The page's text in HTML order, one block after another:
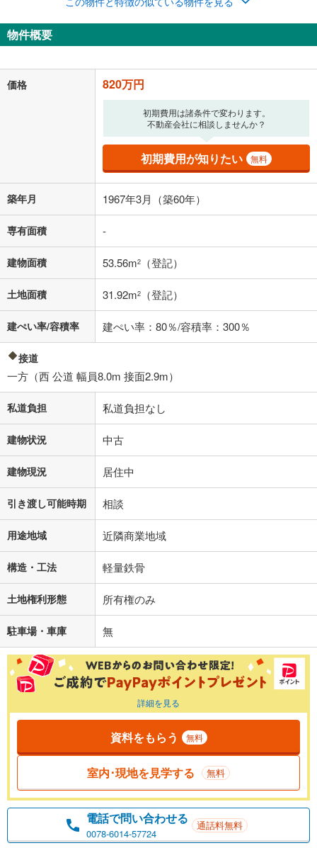
ナス時の増額分（1回分）を入力してください。
ボーナス払いの限度額は金融機関によって異なります。
閉じる
月々の返済額
上、ご自身での入力をお願いいたします。初期設定で自動入力されてい
る値は、実際の金融機関等における貸出金利とは何ら関係がなく、実際
の金融機関等における貸出金利を何ら保証するものではありません。返
済方法「元利均等返済」にて算出しております。入力された金利を35年
適用した場合の計算結果を表示しています。
その他月額費用や、初期費用がかかります。ご注意ください。実際にお
借り入れの際は各金融機関等に、必ずご自身でご確認をお願いいたしま
す。
条件によってお借り入れができないことがあります。
不動産会社に購入相談をする
閉じる
物件概要
価格 820万円
初期費用は諸条件で変わります。
不動産会社に相談しませんか？
初期費用が知りたい 無料
築年月 1967年3月（築60年）
専有面積 -
建物面積 53.56m2 （登記）
土地面積 31.92m2 （登記）
建ぺい率/容積率 建ぺい率：80％/容積率：300％
接道
一方（西 公道 幅員8.0m 接面2.9m）
私道負担 私道負担なし
建物状況 中古
建物現況 居住中
引き渡し可能時期 相談
用途地域 近隣商業地域
構造・工法 軽量鉄骨
土地権利形態 所有権のみ
駐車場・車庫 無
詳細を見る
資料をもらう 無料
室内･現地を見学する 無料
電話で問い合わせる
0078-6014-57724
通話料無料